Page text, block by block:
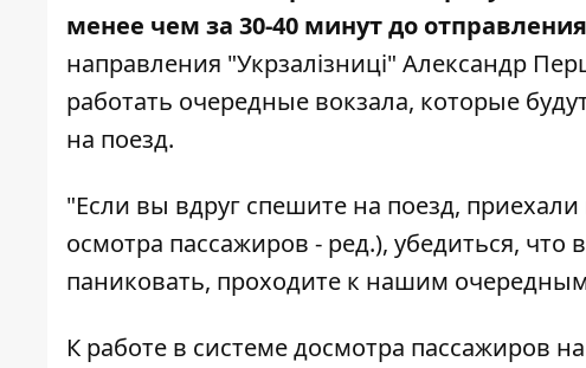
менее чем за 30-40 минут до
направления "Укрзалізниці" Александр
работать очередные вокзала, которые
на поезд.
"Если вы вдруг спешите на поезд,
осмотра пассажиров - ред.), убедиться,
паниковать, проходите к нашим
К работе в системе досмотра пассажиров